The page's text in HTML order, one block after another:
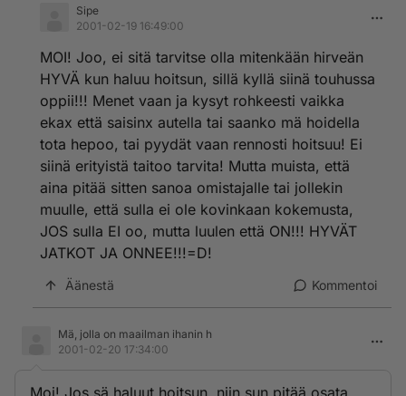
Sipe
2001-02-19 16:49:00
MOI! Joo, ei sitä tarvitse olla mitenkään hirveän
HYVÄ kun haluu hoitsun, sillä kyllä siinä touhussa
oppii!!! Menet vaan ja kysyt rohkeesti vaikka
ekax että saisinx autella tai saanko mä hoidella
tota hepoo, tai pyydät vaan rennosti hoitsuu! Ei
siinä erityistä taitoo tarvita! Mutta muista, että
aina pitää sitten sanoa omistajalle tai jollekin
muulle, että sulla ei ole kovinkaan kokemusta,
JOS sulla EI oo, mutta luulen että ON!!! HYVÄT
JATKOT JA ONNEE!!!=D!
Äänestä Kommentoi
Mä, jolla on maailman ihanin h
2001-02-20 17:34:00
Moi! Jos sä haluut hoitsun, niin sun pitää osata